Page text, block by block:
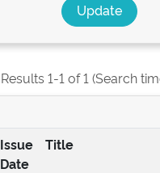
Results 1-1 of 1 (Search
Issue
Date
Title